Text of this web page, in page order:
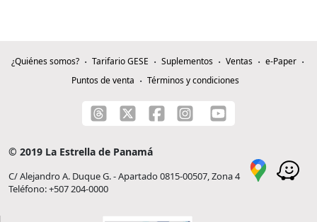
¿Quiénes somos? Tarifario GESE Suplementos Ventas
e-Paper
Puntos de venta
Términos y condiciones
© 2019 La Estrella de Panamá
C/ Alejandro A. Duque G. - Apartado 0815-00507, Zona 4
Teléfono: +507 204-0000